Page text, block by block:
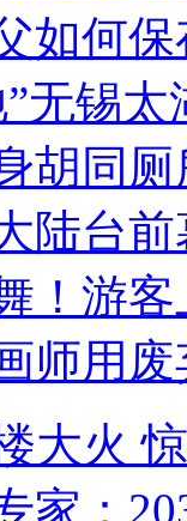
如何
无锡
胡同
陆台
！游客
师用
大火
家：